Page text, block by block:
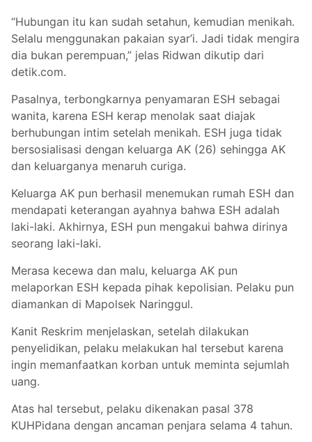
“Hubungan itu kan sudah setahun, kemudian menikah.
Selalu menggunakan pakaian syar’i. Jadi tidak mengira
dia bukan perempuan,” jelas Ridwan dikutip dari
detik.com.
Pasalnya, terbongkarnya penyamaran ESH sebagai
wanita, karena ESH kerap menolak saat diajak
berhubungan intim setelah menikah. ESH juga tidak
bersosialisasi dengan keluarga AK (26) sehingga AK
dan keluarganya menaruh curiga.
Keluarga AK pun berhasil menemukan rumah ESH dan
mendapati keterangan ayahnya bahwa ESH adalah
laki-laki. Akhirnya, ESH pun mengakui bahwa dirinya
seorang laki-laki.
Merasa kecewa dan malu, keluarga AK pun
melaporkan ESH kepada pihak kepolisian. Pelaku pun
diamankan di Mapolsek Naringgul.
Kanit Reskrim menjelaskan, setelah dilakukan
penyelidikan, pelaku melakukan hal tersebut karena
ingin memanfaatkan korban untuk meminta sejumlah
uang.
Atas hal tersebut, pelaku dikenakan pasal 378
KUHPidana dengan ancaman penjara selama 4 tahun.